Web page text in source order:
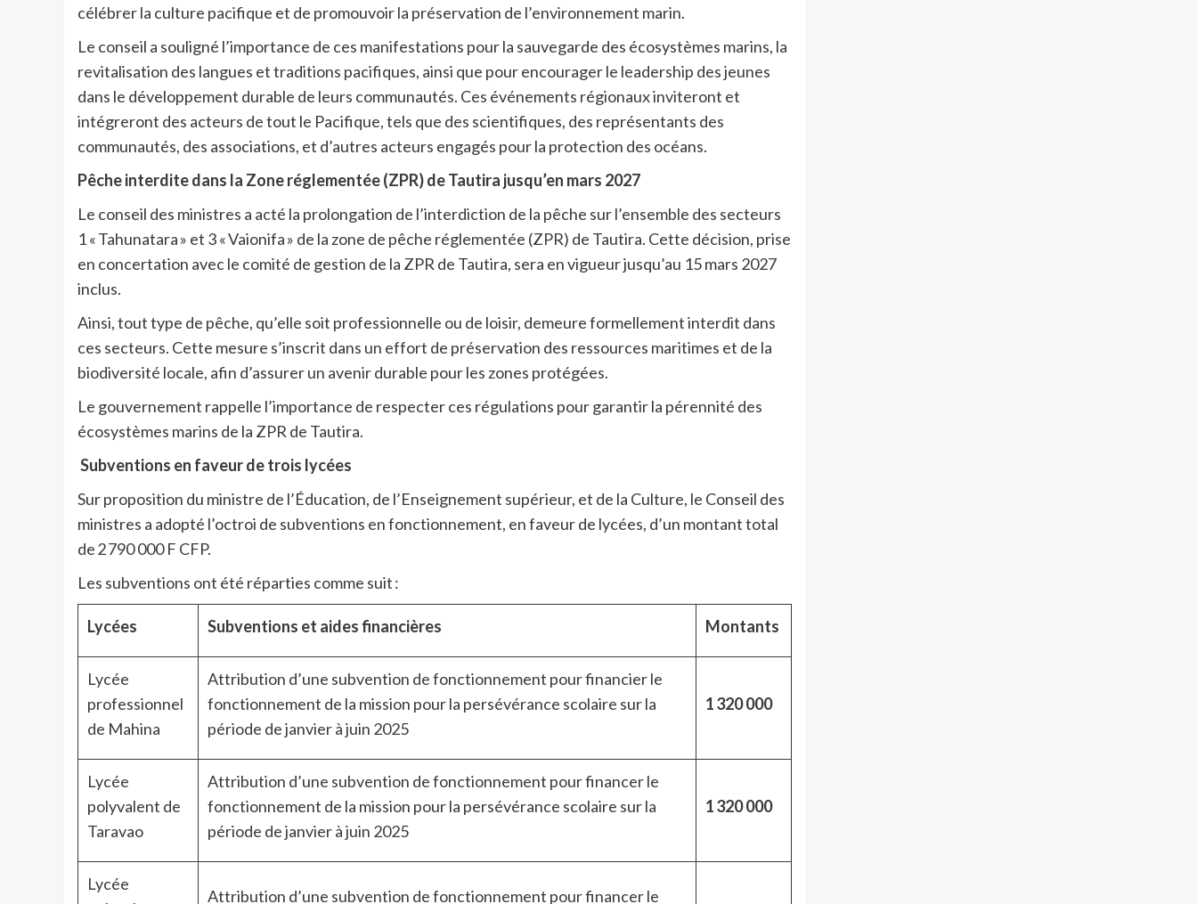
célébrer la culture pacifique et de promouvoir la préservation de l’environnement marin.
Le conseil a souligné l’importance de ces manifestations pour la sauvegarde des écosystèmes marins, la
revitalisation des langues et traditions pacifiques, ainsi que pour encourager le leadership des jeunes
dans le développement durable de leurs communautés. Ces événements régionaux inviteront et
intégreront des acteurs de tout le Pacifique, tels que des scientifiques, des représentants des
communautés, des associations, et d’autres acteurs engagés pour la protection des océans.
Pêche interdite dans la Zone réglementée (ZPR) de Tautira jusqu’en mars 2027
Le conseil des ministres a acté la prolongation de l’interdiction de la pêche sur l’ensemble des secteurs
1 « Tahunatara » et 3 « Vaionifa » de la zone de pêche réglementée (ZPR) de Tautira. Cette décision, prise
en concertation avec le comité de gestion de la ZPR de Tautira, sera en vigueur jusqu’au 15 mars 2027
inclus.
Ainsi, tout type de pêche, qu’elle soit professionnelle ou de loisir, demeure formellement interdit dans
ces secteurs. Cette mesure s’inscrit dans un effort de préservation des ressources maritimes et de la
biodiversité locale, afin d’assurer un avenir durable pour les zones protégées.
Le gouvernement rappelle l’importance de respecter ces régulations pour garantir la pérennité des
écosystèmes marins de la ZPR de Tautira.
Subventions en faveur de trois lycées
Sur proposition du ministre de l’Éducation, de l’Enseignement supérieur, et de la Culture, le Conseil des
ministres a adopté l’octroi de subventions en fonctionnement, en faveur de lycées, d’un montant total
de2 790 000 F CFP.
Les subventions ont été réparties comme suit :
Lycées Subventions et aides financières Montants
Lycée
professionnel
de Mahina
Attribution d’une subvention de fonctionnement pour financier le
fonctionnement de la mission pour la persévérance scolaire sur la
période de janvier à juin 2025
1 320 000
Lycée
polyvalent de
Taravao
Attribution d’une subvention de fonctionnement pour financer le
fonctionnement de la mission pour la persévérance scolaire sur la
période de janvier à juin 2025
1 320 000
Lycée
Attribution d’une subvention de fonctionnement pour financer le